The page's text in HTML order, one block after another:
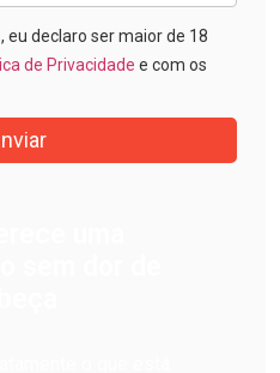
declaro ser maior de 18
de Privacidade e com os